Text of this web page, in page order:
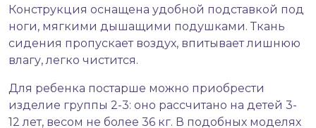
Конструкция оснащена удобной подставкой под
ноги, мягкими дышащими подушками. Ткань
сидения пропускает воздух, впитывает лишнюю
влагу, легко чистится.
Для ребенка постарше можно приобрести
изделие группы 2-3: оно рассчитано на детей 3-
12 лет, весом не более 36 кг. В подобных моделях